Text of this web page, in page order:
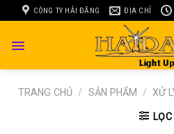
to
CÔNG TY HẢI ĐĂNG ĐỊA CHỈ
TRANG CHỦ / SẢN PHẨM / XỬ
LỌC